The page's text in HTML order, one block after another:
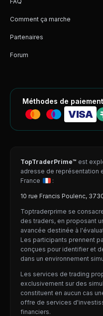
Comment ça marche
Partenaires
Forum
Méthodes de
VISA
TopTraderPrime™ est
adresse de représentation
France
:
10 rue Francis Poulenc,
Toptraderprime se
des traders, en proposant
avancée destinée à
Les participants prennent
conçues pour identifier et
dans un environnement
Les services de trading
exclusivement sur des
constituent en aucun cas
offre de services
financiers.